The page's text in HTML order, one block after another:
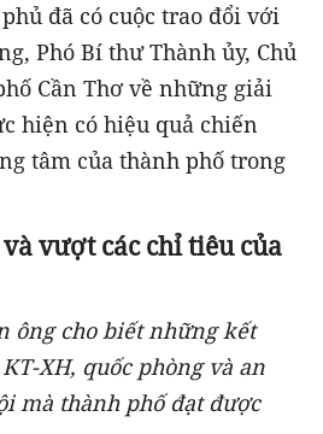
đã có cuộc trao đổi với
Phó Bí thư Thành ủy, Chủ
Cần Thơ về những giải
hiện có hiệu quả chiến
tâm của thành phố trong
vượt các chỉ tiêu của
ông cho biết những kết
KT-XH, quốc phòng và an
mà thành phố đạt được